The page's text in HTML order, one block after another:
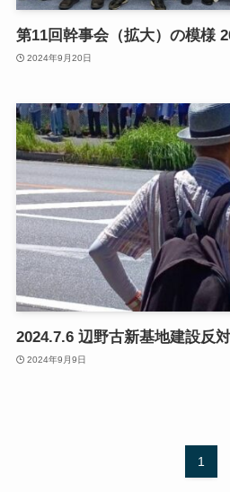
第11回幹事会（拡大）の模様
2024年9月20日
2024.7.6 辺野古新基地建設反
2024年9月9日
1